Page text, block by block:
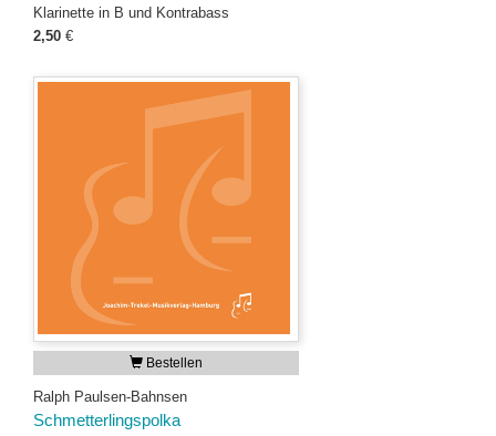
Klarinette in B und Kontrabass
2,50 €
Bestellen
Ralph Paulsen-Bahnsen
Schmetterlingspolka